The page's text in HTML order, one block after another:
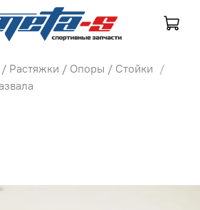
/ Растяжки / Опоры / Стойки